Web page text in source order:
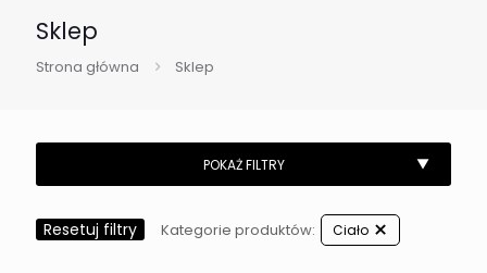
Sklep
Strona główna Sklep
Resetuj filtry Kategorie produktów: Ciało